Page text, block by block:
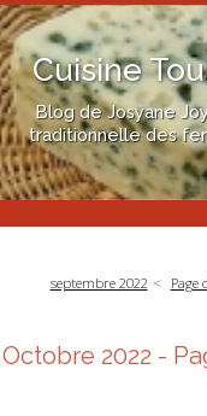
Cuisine
Blog de Josyane
traditionnelle des
septembre 2022 Page
Octobre 2022 -